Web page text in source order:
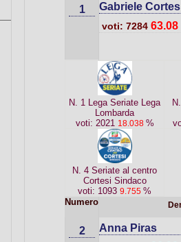
1 Gabriele
voti: 7284 63.08
N. 1 Lega Seriate Lega
Lombarda
voti: 2021 18.038 %
N. 4 Seriate al centro
Cortesi Sindaco
voti: 1093 9.755 %
Numero
2 Anna Piras